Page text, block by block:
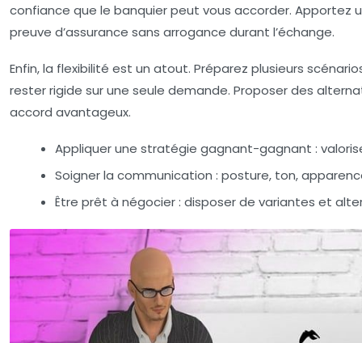
confiance que le banquier peut vous accorder.
preuve d’assurance sans arrogance durant l’échange.
Enfin, la flexibilité est un atout. Préparez plusieurs
rester rigide sur une seule demande. Proposer des
accord avantageux.
Appliquer une stratégie gagnant-gagnant :
Soigner la communication : posture, ton,
Être prêt à négocier: disposer de variantes et